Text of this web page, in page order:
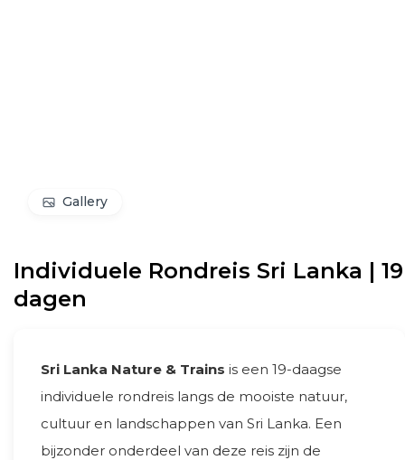
Gallery
Individuele Rondreis Sri Lanka | 19
dagen
Sri Lanka Nature & Trains is een 19-daagse
individuele rondreis langs de mooiste natuur,
cultuur en landschappen van Sri Lanka. Een
bijzonder onderdeel van deze reis zijn de